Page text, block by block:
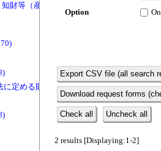
財等（産官学連
に定める財務諸表等(3)
Option
Export CSV file (all search
Download request forms
Check all Uncheck all
2 results [Displaying:1-2]